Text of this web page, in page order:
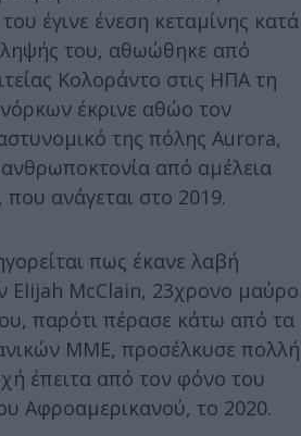
έγινε ένεση κεταμίνης κατά
του, αθωώθηκε από
Κολοράντο στις ΗΠΑ τη
έκρινε αθώο τον
της πόλης Aurora,
από αμέλεια
ανάγεται στο 2019.
πως έκανε λαβή
Elijah McClain, 23χρονο μαύρο
παρότι πέρασε κάτω από τα
ΜΜΕ, προσέλκυσε πολλή
έπειτα από τον φόνο του
Αφροαμερικανού, το 2020.